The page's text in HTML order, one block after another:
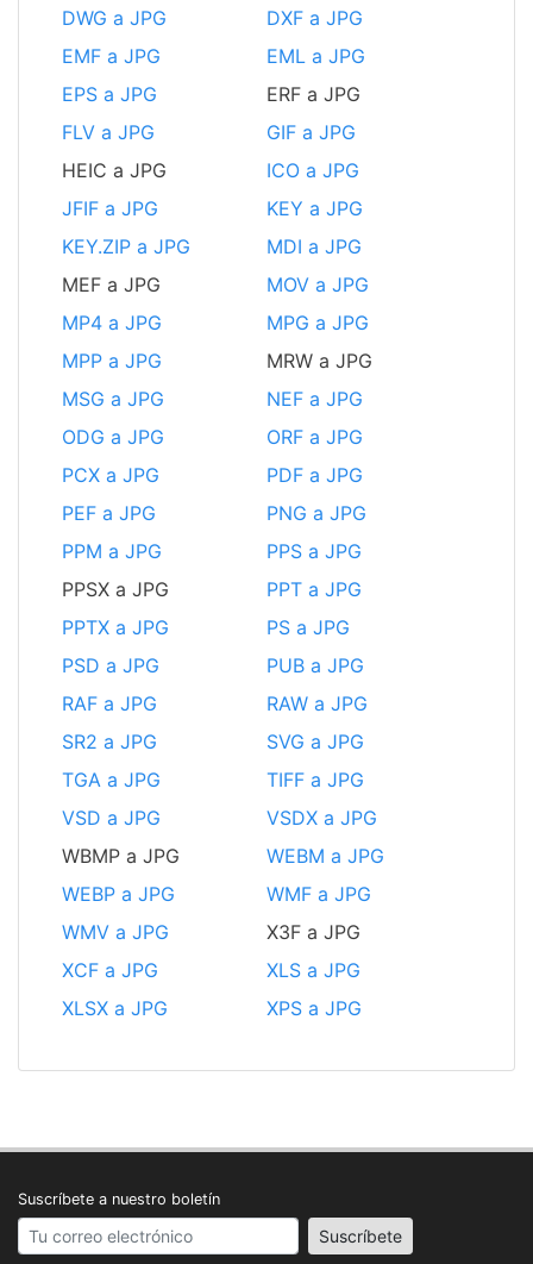
DWG a JPG
DXF a JPG
EMF a JPG
EML a JPG
EPS a JPG
ERF a JPG
FLV a JPG
GIF a JPG
HEIC a JPG
ICO a JPG
JFIF a JPG
KEY a JPG
KEY.ZIP a JPG
MDI a JPG
MEF a JPG
MOV a JPG
MP4 a JPG
MPG a JPG
MPP a JPG
MRW a JPG
MSG a JPG
NEF a JPG
ODG a JPG
ORF a JPG
PCX a JPG
PDF a JPG
PEF a JPG
PNG a JPG
PPM a JPG
PPS a JPG
PPSX a JPG
PPT a JPG
PPTX a JPG
PS a JPG
PSD a JPG
PUB a JPG
RAF a JPG
RAW a JPG
SR2 a JPG
SVG a JPG
TGA a JPG
TIFF a JPG
VSD a JPG
VSDX a JPG
WBMP a JPG
WEBM a JPG
WEBP a JPG
WMF a JPG
WMV a JPG
X3F a JPG
XCF a JPG
XLS a JPG
XLSX a JPG
XPS a JPG
Suscríbete a nuestro boletín
Your email address Suscríbete